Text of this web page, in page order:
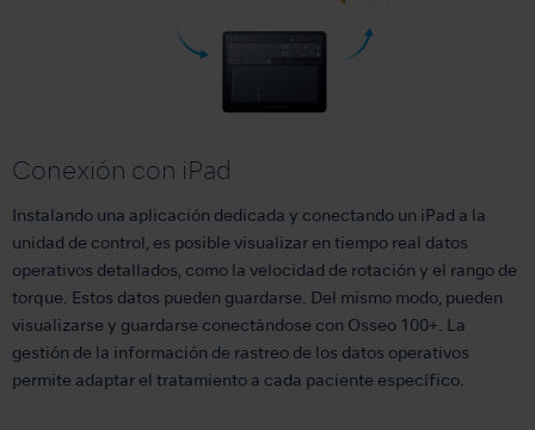
Conexión con iPad
Instalando una aplicación dedicada y conectando un iPad a la
unidad de control, es posible visualizar en tiempo real datos
operativos detallados, como la velocidad de rotación y el rango de
torque. Estos datos pueden guardarse. Del mismo modo, pueden
visualizarse y guardarse conectándose con Osseo 100+. La
gestión de la información de rastreo de los datos operativos
permite adaptar el tratamiento a cada paciente específico.